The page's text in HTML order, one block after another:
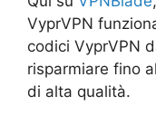
VyprVPN
codici VyprVPN
risparmiare fino
di alta qualità.